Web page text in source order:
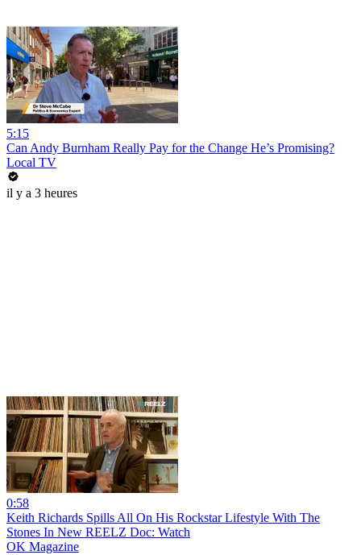
5:15
Can Andy Burnham Really Pay for the Change He’s Promising?
Local TV
il y a 3 heures
0:58
Keith Richards Spills All On His Rockstar Lifestyle With The
Stones In New REELZ Doc: Watch
OK Magazine